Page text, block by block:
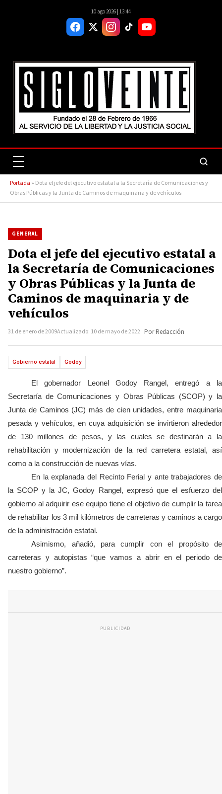
10 ago 2026 | 13:44
Portada » Dota el jefe del ejecutivo estatal a la Secretaría de Comunicaciones y
Obras Públicas y la Junta de Caminos de maquinaria y de vehículos
GENERAL
Dota el jefe del ejecutivo estatal a
la Secretaría de Comunicaciones
y Obras Públicas y la Junta de
Caminos de maquinaria y de
vehículos
31 de enero de 2009Actualizado: 10 de mayo de 2022 Por Redacción
Gobierno estatal Godoy
El gobernador Leonel Godoy Rangel, entregó a la
Secretaría de Comunicaciones y Obras Públicas (SCOP) y la
Junta de Caminos (JC) más de cien unidades, entre maquinaria
pesada y vehículos, en cuya adquisición se invirtieron alrededor
de 130 millones de pesos, y las cuales se destinarán a la
rehabilitación y modernización de la red carretera estatal, así
como a la construcción de nuevas vías.
En la explanada del Recinto Ferial y ante trabajadores de
la SCOP y la JC, Godoy Rangel, expresó que el esfuerzo del
gobierno al adquirir ese equipo tiene el objetivo de cumplir la tarea
de rehabilitar los 3 mil kilómetros de carreteras y caminos a cargo
de la administración estatal.
Asimismo, añadió, para cumplir con el propósito de
carreteras y autopistas “que vamos a abrir en el periodo de
nuestro gobierno”.
PUBLICIDAD